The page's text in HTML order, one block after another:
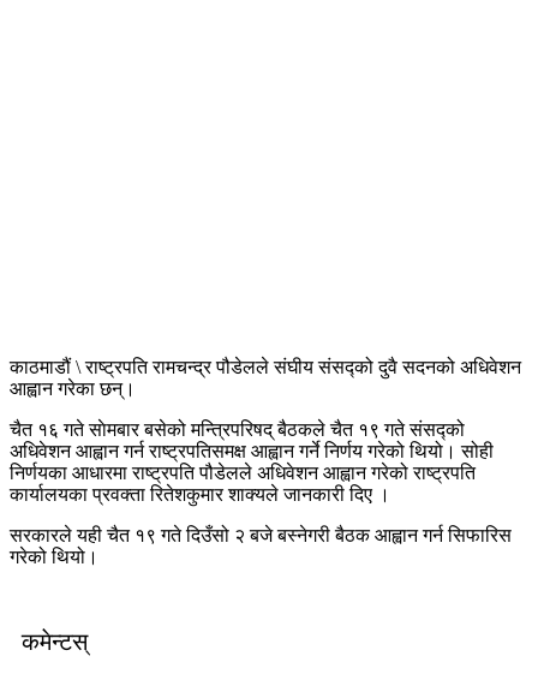
काठमाडौं \ राष्ट्रपति रामचन्द्र पौडेलले संघीय संसद्को दुवै सदनको अधिवेशन
आह्वान गरेका छन्।
चैत १६ गते साेमबार बसेको मन्त्रिपरिषद् बैठकले चैत १९ गते संसद्को
अधिवेशन आह्वान गर्न राष्ट्रपतिसमक्ष आह्वान गर्ने निर्णय गरेको थियो। सोही
निर्णयका आधारमा राष्ट्रपति पौडेलले अधिवेशन आह्वान गरेको राष्ट्रपति
कार्यालयका प्रवक्ता रितेशकुमार शाक्यले जानकारी दिए ।
सरकारले यही चैत १९ गते दिउँसो २ बजे बस्नेगरी बैठक आह्वान गर्न सिफारिस
गरेको थियो।
कमेन्टस्